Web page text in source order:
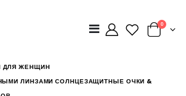
0
ДЛЯ ЖЕНЩИН
ЛИНЗАМИ СОЛНЦЕЗАЩИТНЫЕ ОЧКИ &